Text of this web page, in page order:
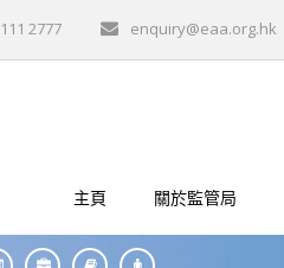
2777 enquiry@eaa.org.hk
主頁 關於監管局